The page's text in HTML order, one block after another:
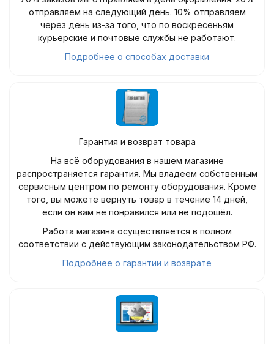
отправляем на следующий день. 10% отправляем
через день из-за того, что по воскресеньям
курьерские и почтовые службы не работают.
Подробнее о способах доставки
Гарантия и возврат товара
На всё оборудования в нашем магазине
распространяется гарантия. Мы владеем собственным
сервисным центром по ремонту оборудования. Кроме
того, вы можете вернуть товар в течение 14 дней,
если он вам не понравился или не подошёл.
Работа магазина осуществляется в полном
соответствии с действующим законодательством РФ.
Подробнее о гарантии и возврате